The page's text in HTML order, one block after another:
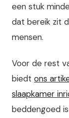
een stuk
dat bereik zit
mensen.
Voor de rest
biedt ons
slaapkamer
beddengoed